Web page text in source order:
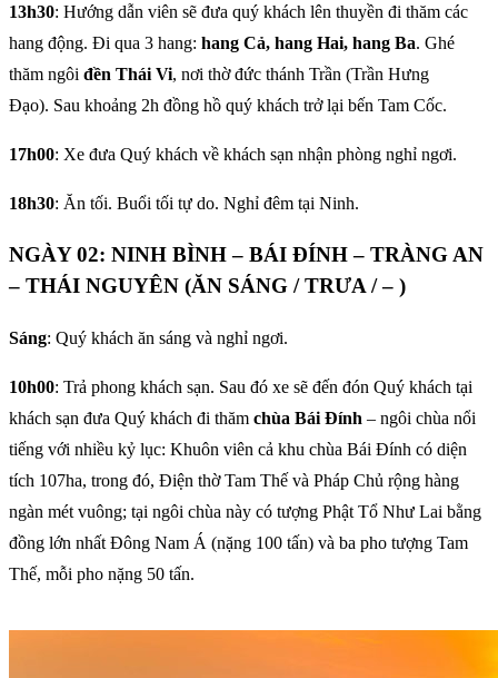
13h30: Hướng dẫn viên sẽ đưa quý khách lên thuyền đi thăm các
hang động. Đi qua 3 hang: hang Cả, hang Hai, hang Ba. Ghé
thăm ngôi đền Thái Vi, nơi thờ đức thánh Trần (Trần Hưng
Đạo). Sau khoảng 2h đồng hồ quý khách trở lại bến Tam Cốc.
17h00: Xe đưa Quý khách về khách sạn nhận phòng nghỉ ngơi.
18h30: Ăn tối. Buổi tối tự do. Nghỉ đêm tại Ninh.
NGÀY 02: NINH BÌNH – BÁI ĐÍNH – TRÀNG AN
– THÁI NGUYÊN (ĂN SÁNG / TRƯA / – )
Sáng: Quý khách ăn sáng và nghỉ ngơi.
10h00: Trả phong khách sạn. Sau đó xe sẽ đến đón Quý khách tại
khách sạn đưa Quý khách đi thăm chùa Bái Đính – ngôi chùa nổi
tiếng với nhiều kỷ lục: Khuôn viên cả khu chùa Bái Đính có diện
tích 107ha, trong đó, Điện thờ Tam Thế và Pháp Chủ rộng hàng
ngàn mét vuông; tại ngôi chùa này có tượng Phật Tổ Như Lai bằng
đồng lớn nhất Đông Nam Á (nặng 100 tấn) và ba pho tượng Tam
Thế, mỗi pho nặng 50 tấn.